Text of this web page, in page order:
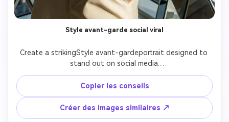
Style avant-garde social viral
Create a strikingStyle avant-gardeportrait designed to
stand out on social media.
Keep the subject exactly the same as the uploaded
photo.
Bold lighting contrast, strong visual focus, modern
editorial look.
Copier les conseils
Créer des images similaires ↗